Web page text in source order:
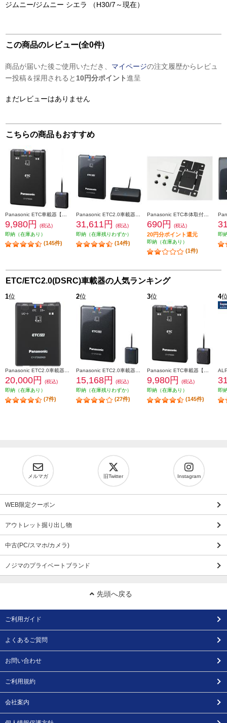
ジムニー/ジムニー シエラ （H30/7～現在）
この商品のレビュー(全0件)
商品が届いた後ご使用いただき、 マイページの注文履歴からレビュ
ー投稿＆採用されると 10円分ポイント進呈
まだレビューはありません
こちらの商品もおすすめ
9,980円
(税込)
即納（在庫あり）
(145件)
31,611円
(税込)
即納（在庫残りわずか）
(14件)
690円 (税込)
20円分ポイント還元
即納（在庫あり）
(1件)
即
ETC/ETC2.0(DSRC)車載器の人気ランキング
1位
20,000円
(税込)
即納（在庫あり）
(7件)
2位
15,168円
(税込)
即納（在庫残りわずか）
(27件)
3位
9,980円
(税込)
即納（在庫あり）
(145件)
4
即
メルマガ 旧Twitter Instagram
WEB限定クーポン
アウトレット掘り出し物
中古(PC/スマホ/カメラ)
ノジマのプライベートブランド
先頭へ戻る
ご利用ガイド
よくあるご質問
お問い合わせ
ご利用規約
会社案内